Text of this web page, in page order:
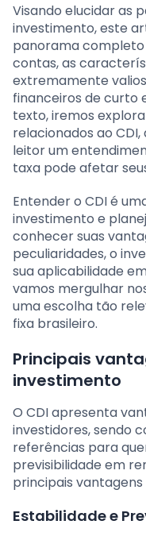
Visando elucidar as
investimento, este
panorama completo
contas, as
extremamente
financeiros de curto
texto, iremos
relacionados ao
leitor um
taxa pode afetar
Entender o CDI é
investimento e
conhecer suas
peculiaridades, o
sua aplicabilidade
vamos mergulhar
uma escolha tão
fixa brasileiro.
Principais
investimento
O CDI apresenta
investidores, sendo
referências para
previsibilidade em
principais vantagens
Estabilidade e